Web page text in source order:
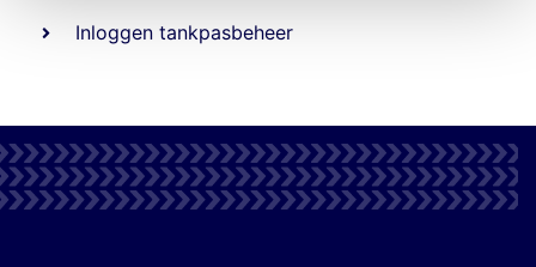
Inloggen tankpasbeheer